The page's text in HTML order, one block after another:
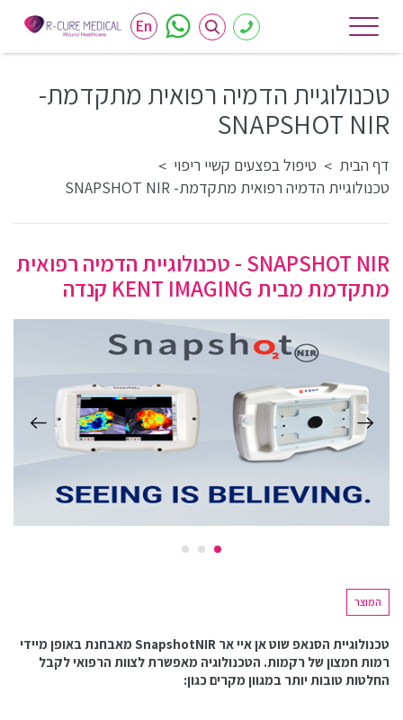
En
טכנולוגיית הדמיה רפואית מתקדמת-
SNAPSHOT NIR
דף הבית > טיפול בפצעים קשיי ריפוי >
טכנולוגיית הדמיה רפואית מתקדמת- SNAPSHOT NIR
SNAPSHOT NIR - טכנולוגיית הדמיה רפואית
מתקדמת מבית KENT IMAGING קנדה
המוצר
טכנולוגיית הסנאפ שוט אן איי אר SnapshotNIR מאבחנת באופן מיידי
רמות חמצון של רקמות. הטכנולוגיה מאפשרת לצוות הרפואי לקבל
החלטות טובות יותר במגוון מקרים כגון: